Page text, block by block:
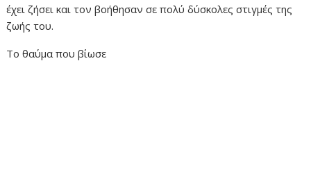
έχει ζήσει και τον βοήθησαν σε πολύ δύσκολες στιγμές της
ζωής του.
Το θαύμα που βίωσε